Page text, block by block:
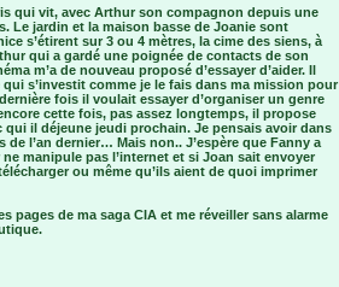
qui vit, avec Arthur son compagnon depuis une
Le jardin et la maison basse de Joanie sont
s’étirent sur 3 ou 4 mètres, la cime des siens, à
qui a gardé une poignée de contacts de son
m’a de nouveau proposé d’essayer d’aider. Il
s’investit comme je le fais dans ma mission pour
fois il voulait essayer d’organiser un genre
cette fois, pas assez longtemps, il propose
qui il déjeune jeudi prochain. Je pensais avoir dans
l’an dernier… Mais non.. J’espère que Fanny a
manipule pas l’internet et si Joan sait envoyer
ou même qu’ils aient de quoi imprimer
pages de ma saga CIA et me réveiller sans alarme